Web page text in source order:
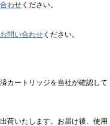
わせ ください。
お問い合わせ ください。
カートリッジを当社が確認して
荷いたします。お届け後、使用